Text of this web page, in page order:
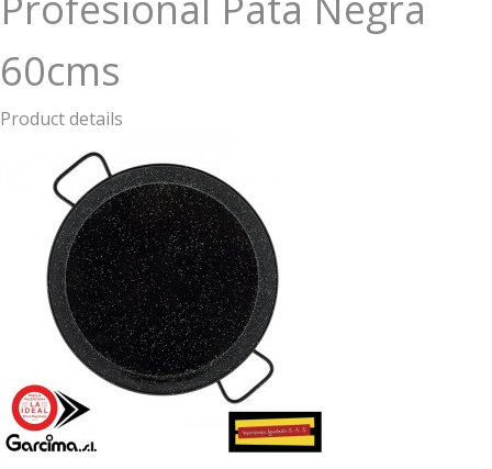
60cms
Product details